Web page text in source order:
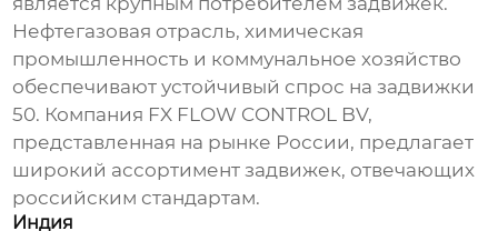
Нефтегазовая отрасль, химическая
промышленность и коммунальное хозяйство
обеспечивают устойчивый спрос назадвижки
50. Компания FX FLOW CONTROL BV,
представленная на рынке России, предлагает
широкий ассортимент задвижек, отвечающих
российским стандартам.
Индия